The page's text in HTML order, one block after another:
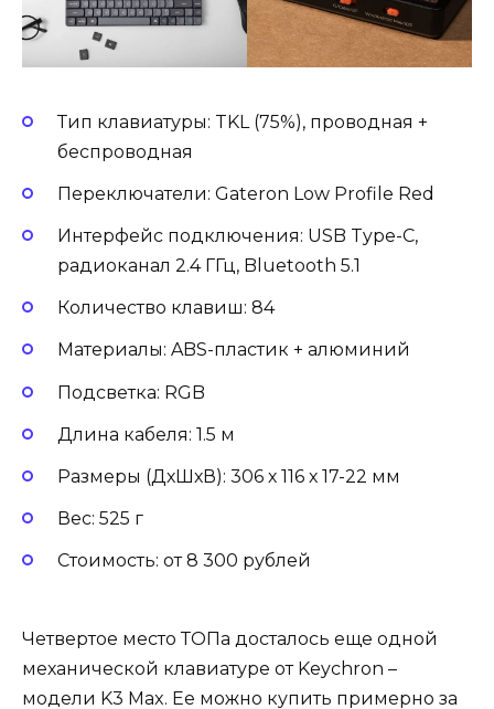
Тип клавиатуры: TKL (75%), проводная +
беспроводная
Переключатели: Gateron Low Profile Red
Интерфейс подключения: USB Type-C,
радиоканал 2.4 ГГц, Bluetooth 5.1
Количество клавиш: 84
Материалы: ABS-пластик + алюминий
Подсветка: RGB
Длина кабеля: 1.5 м
Размеры (ДхШхВ): 306 х 116 х 17-22 мм
Вес: 525 г
Стоимость: от 8 300 рублей
Четвертое место ТОПа досталось еще одной
механической клавиатуре от Keychron –
модели K3 Max. Ее можно купить примерно за